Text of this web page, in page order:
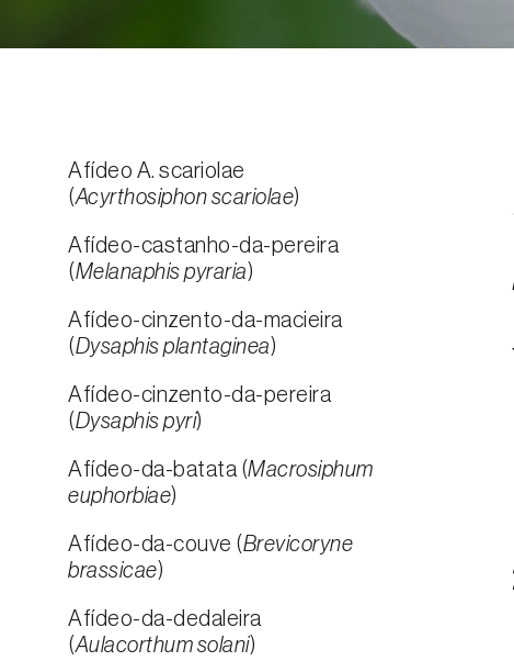
Afídeo A. scariolae
(Acyrthosiphon scariolae)
Afídeo-castanho-da-pereira
(Melanaphis pyraria)
Afídeo-cinzento-da-macieira
(Dysaphis plantaginea)
Afídeo-cinzento-da-pereira
(Dysaphis pyri)
Afídeo-da-batata (Macrosiphum
euphorbiae)
Afídeo-da-couve (Brevicoryne
brassicae)
Afídeo-da-dedaleira
(Aulacorthum solani)